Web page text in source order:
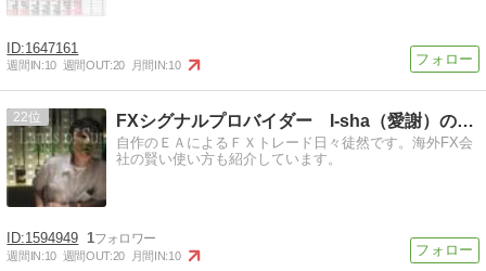
1647161
週間IN:10 週間OUT:20 月間IN:10
22 FXシグナルプロバイダー I-sha（愛謝）のブログ
自作のＥＡによるＦＸトレード日々徒然です。海外FX会
社の賢い使い方も紹介しています。
1594949 1
週間IN:10 週間OUT:20 月間IN:10